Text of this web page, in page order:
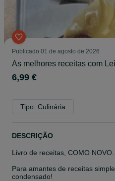
Publicado 01 de agosto de 2026
As melhores receitas com
6,99 €
Tipo: Culinária
DESCRIÇÃO
Livro de receitas, COMO NOVO.
Para amantes de receitas
condensado!